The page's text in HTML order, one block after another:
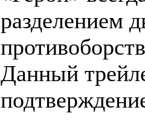
разделением
Данный